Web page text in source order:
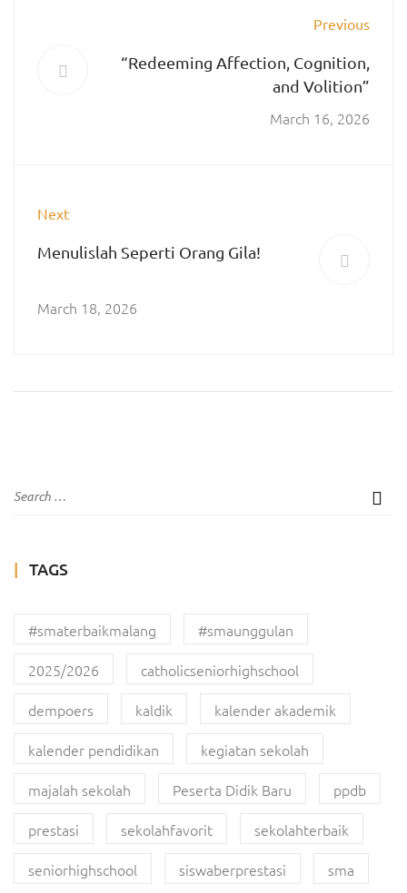
Previous
“Redeeming Affection, Cognition,
and Volition”
March 16, 2026
Next
Menulislah Seperti Orang Gila!
March 18, 2026
TAGS
#smaterbaikmalang
#smaunggulan
2025/2026
catholicseniorhighschool
dempoers
kaldik
kalender akademik
kalender pendidikan
kegiatan sekolah
majalah sekolah
Peserta Didik Baru
ppdb
prestasi
sekolahfavorit
sekolahterbaik
seniorhighschool
siswaberprestasi
sma